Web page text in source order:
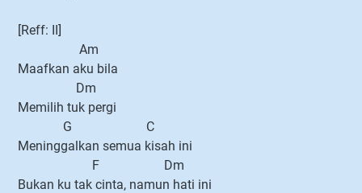
[Reff: II]
Am
Maafkan aku bila
Dm
Memilih tuk pergi
G C
Meninggalkan semua kisah ini
F Dm
Bukan ku tak cinta, namun hati ini